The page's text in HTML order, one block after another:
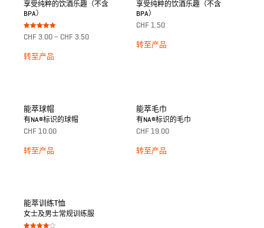
享受纯粹的饮酒乐趣（不含
BPA）
Bewertet mit
5.00
CHF 3.00 – CHF 3.50
转至产品
享受纯粹的饮酒乐趣（不含
BPA）
CHF 1.50
转至产品
能萃球帽
有NA®标识的球帽
CHF 10.00
转至产品
能萃毛巾
有NA®标识的毛巾
CHF 19.00
转至产品
能萃训练T恤
女士及男士常规训练服